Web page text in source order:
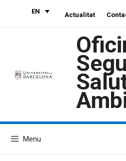
EN Actualitat
Menu